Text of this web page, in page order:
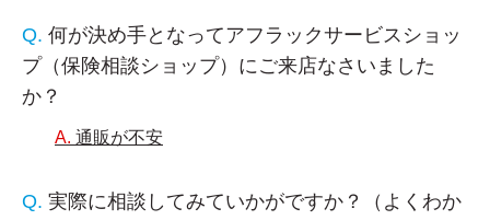
何が決め手となってアフラックサービスショッ
プ（保険相談ショップ）にご来店なさいました
か？
通販が不安
実際に相談してみていかがですか？（よくわか